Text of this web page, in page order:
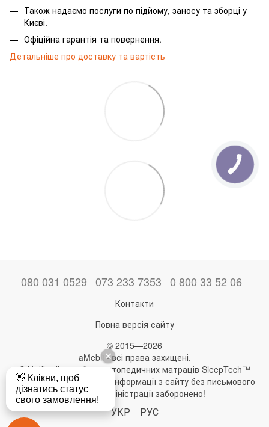
Також надаємо послуги по підйому, заносу та зборці у
Києві.
Офіційна гарантія та повернення.
Детальніше про доставку та вартість
080 031 0529 073 233 7353 0 800 33 52 06
Контакти
Повна версія сайту
© 2015—2026
aMebli - всі права захищені.
Офіційний виробник ортопедичних матраців SleepTech™
Будь-яке використання інформації з сайту без письмового
дозволу адміністрації заборонено!
УКР РУС